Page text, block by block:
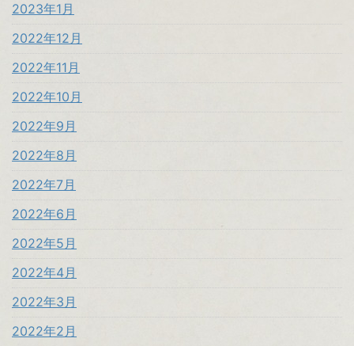
2023年1月
2022年12月
2022年11月
2022年10月
2022年9月
2022年8月
2022年7月
2022年6月
2022年5月
2022年4月
2022年3月
2022年2月